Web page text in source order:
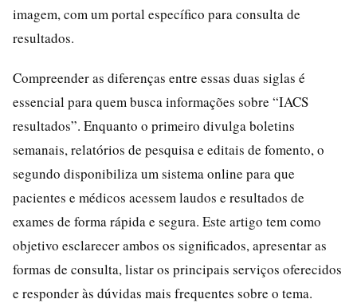
imagem, com um portal específico para consulta de
resultados.
Compreender as diferenças entre essas duas siglas é
essencial para quem busca informações sobre “IACS
resultados”. Enquanto o primeiro divulga boletins
semanais, relatórios de pesquisa e editais de fomento, o
segundo disponibiliza um sistema online para que
pacientes e médicos acessem laudos e resultados de
exames de forma rápida e segura. Este artigo tem como
objetivo esclarecer ambos os significados, apresentar as
formas de consulta, listar os principais serviços oferecidos
e responder às dúvidas mais frequentes sobre o tema.